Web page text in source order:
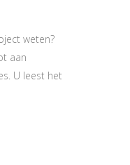
weten?
aan
U leest het